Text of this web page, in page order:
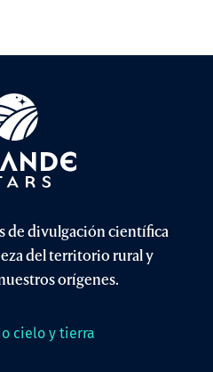
de divulgación científica
del territorio rural y
orígenes.
cielo y tierra